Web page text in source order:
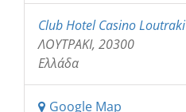
Club Hotel Casino Loutraki
ΛΟΥΤΡΑΚΙ, 20300
Ελλάδα
Google Map